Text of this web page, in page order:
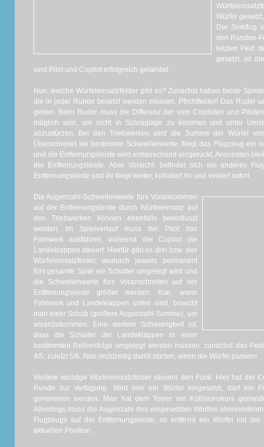
Würfel
Der Sinkflug
den Runden-
letzten Feld
gesetzt, ist
sind Pilot und Copilot erfolgreich gelandet.
Nun, welche Würfeleinsatzfelder gibt es? Zunächst haben beide
die in jeder Runde besetzt werden müssen. Pflichtfelder! Das Ruder
geben. Beim Ruder muss die Differenz der vom Copiloten und
möglich sein, um nicht in Schräglage zu kommen und unter
abzustürzen. Bei den Triebwerken wird die Summe der Würfel
Überschreitet sie bestimmte Schwellenwerte, fliegt das Flugzeug ein
und die Entfernungsleiste wird entsprechend vorgerückt. Ansonsten
der Entfernungsleiste. Aber Vorsicht: befindet sich ein anderes
Entfernungsleiste und ihr fliegt weiter, kollidiert ihr und verliert sofort.
Die Augenzahl-Schwellenwerte fürs Vorankommen
auf der Entfernungsleiste durch Würfeleinsatz auf
den Triebwerken können ebenfalls beeinflusst
werden. Im Spielverlauf muss der Pilot das
Fahrwerk ausfahren, während der Copilot die
Landeklappen steuert. Hierfür gibt es drei bzw. vier
Würfeleinsatzfelder, wodurch jeweils permanent
fürs gesamte Spiel ein Schalter umgelegt wird und
die Schwellenwerte fürs Voranschreiten auf der
Entfernungsleiste größer werden: Klar, wenn
Fahrwerk und Landeklappen unten sind, braucht
man mehr Schub (größere Augenzahl-Summe), um
voranzukommen. Eine weitere Schwierigkeit ist,
dass die Schalter der Landeklappen in einer
bestimmten Reihenfolge umgelegt werden müssen: zunächst das
4/5, zuletzt 5/6. Also rechtzeitig damit starten, wenn die Würfel passen!
Weitere wichtige Würfeleinsatzfelder steuern den Funk. Hier hat der
Runde zur Verfügung. Wird hier ein Würfel eingesetzt, darf ein
genommen werden. Man hat dem Tower ein Kollisionskurs
Allerdings muss die Augenzahl des eingesetzten Würfels
Flugzeugs auf der Entfernungsleiste, so entfernt ein Würfel mit
aktuellen Position.